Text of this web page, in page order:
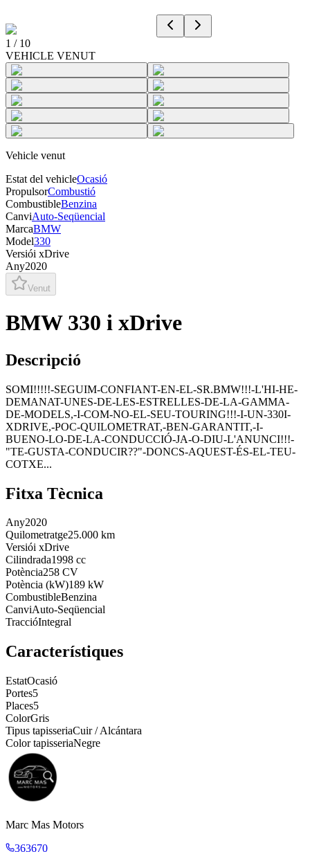
1 / 10
VEHICLE VENUT
Vehicle venut
Estat del vehicleOcasió
PropulsorCombustió
CombustibleBenzina
CanviAuto-Seqüencial
MarcaBMW
Model330
Versiói xDrive
Any2020
Venut
BMW 330 i xDrive
Descripció
SOMI!!!!!-SEGUIM-CONFIANT-EN-EL-SR.BMW!!!-L'HI-HE-
DEMANAT-UNES-DE-LES-ESTRELLES-DE-LA-GAMMA-
DE-MODELS,-I-COM-NO-EL-SEU-TOURING!!!-I-UN-330I-
XDRIVE,-POC-QUILOMETRAT,-BEN-GARANTIT,-I-
BUENO-LO-DE-LA-CONDUCCIÓ-JA-O-DIU-L'ANUNCI!!!-
"TE-GUSTA-CONDUCIR??"-DONCS-AQUEST-ÉS-EL-TEU-
COTXE...
Fitxa Tècnica
Any2020
Quilometratge25.000 km
Versiói xDrive
Cilindrada1998 cc
Potència258 CV
Potència (kW)189 kW
CombustibleBenzina
CanviAuto-Seqüencial
TraccióIntegral
Característiques
EstatOcasió
Portes5
Places5
ColorGris
Tipus tapisseriaCuir / Alcántara
Color tapisseriaNegre
Marc Mas Motors
363670